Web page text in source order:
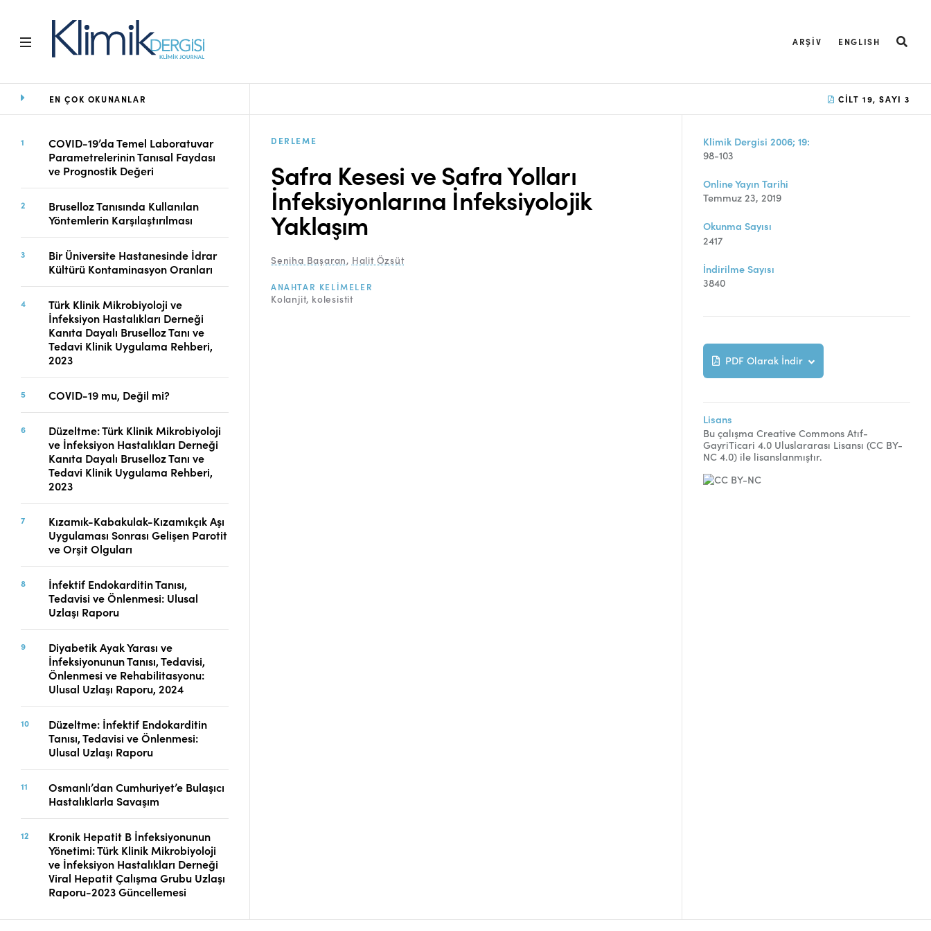
ARŞIV ENGLISH
Ana Sayfa
Amaç ve Kapsam
Açık Erişim İlkesi
Yayın Kurulu
Editoryal Süreç
Danışmanlık Süreci
Yazarlara Bilgi
Online Makale
Gönderimi
Dizinler
Telif Hakları
İletişim
FACEBOOK TWITTER
EN ÇOK OKUNANLAR
COVID-19’da Temel Laboratuvar
Parametrelerinin Tanısal Faydası
ve Prognostik Değeri
Bruselloz Tanısında Kullanılan
Yöntemlerin Karşılaştırılması
Bir Üniversite Hastanesinde İdrar
Kültürü Kontaminasyon Oranları
Türk Klinik Mikrobiyoloji ve
İnfeksiyon Hastalıkları Derneği
Kanıta Dayalı Bruselloz Tanı ve
Tedavi Klinik Uygulama Rehberi,
2023
COVID-19 mu, Değil mi?
Düzeltme: Türk Klinik Mikrobiyoloji
ve İnfeksiyon Hastalıkları Derneği
Kanıta Dayalı Bruselloz Tanı ve
Tedavi Klinik Uygulama Rehberi,
2023
Kızamık-Kabakulak-Kızamıkçık Aşı
Uygulaması Sonrası Gelişen Parotit
ve Orşit Olguları
İnfektif Endokarditin Tanısı,
Tedavisi ve Önlenmesi: Ulusal
Uzlaşı Raporu
Diyabetik Ayak Yarası ve
İnfeksiyonunun Tanısı, Tedavisi,
Önlenmesi ve Rehabilitasyonu:
Ulusal Uzlaşı Raporu, 2024
Düzeltme: İnfektif Endokarditin
Tanısı, Tedavisi ve Önlenmesi:
Ulusal Uzlaşı Raporu
Osmanlı’dan Cumhuriyet’e Bulaşıcı
Hastalıklarla Savaşım
Kronik Hepatit B İnfeksiyonunun
Yönetimi: Türk Klinik Mikrobiyoloji
ve İnfeksiyon Hastalıkları Derneği
Viral Hepatit Çalışma Grubu Uzlaşı
Raporu-2023 Güncellemesi
CILT 19, SAYI 3
DERLEME
Safra Kesesi ve Safra Yolları
İnfeksiyonlarına İnfeksiyolojik
Yaklaşım
Seniha Başaran, Halit Özsüt
ANAHTAR KELIMELER
Kolanjit kolesistit
Klimik Dergisi 2006; 19:
98-103
Online Yayın Tarihi
Temmuz 23, 2019
Okunma Sayısı
2417
İndirilme Sayısı
3840
PDF Olarak İndir
Lisans
Bu çalışma Creative Commons Atıf-
GayriTicari 4.0 Uluslararası Lisansı (CC BY-
NC 4.0) ile lisanslanmıştır.